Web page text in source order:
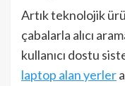
Artık teknolojik
çabalarla alıcı
kullanıcı dostu
laptop alan yerler